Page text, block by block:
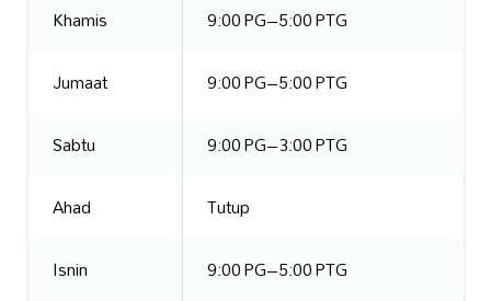
Khamis
9:00 PG–5:00 PTG
Jumaat
9:00 PG–5:00 PTG
Sabtu
9:00 PG–3:00 PTG
Ahad
Tutup
Isnin
9:00 PG–5:00 PTG